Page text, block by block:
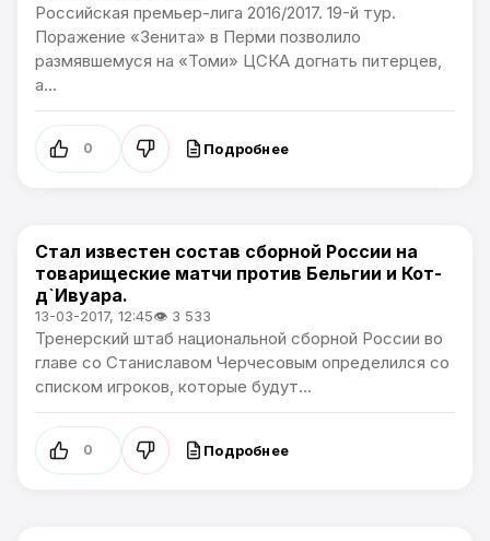
Российская премьер-лига 2016/2017. 19-й тур.
Поражение «Зенита» в Перми позволило
размявшемуся на «Томи» ЦСКА догнать питерцев,
а...
0 Подробнее
Новости футбола
Стал известен состав сборной России на
товарищеские матчи против Бельгии и Кот-
д`Ивуара.
13-03-2017, 12:45👁 3 533
Тренерский штаб национальной сборной России во
главе со Станиславом Черчесовым определился со
списком игроков, которые будут...
0 Подробнее